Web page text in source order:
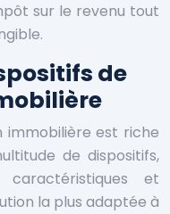
sur le revenu tout
de
immobilière est riche
de dispositifs,
et
la plus adaptée à